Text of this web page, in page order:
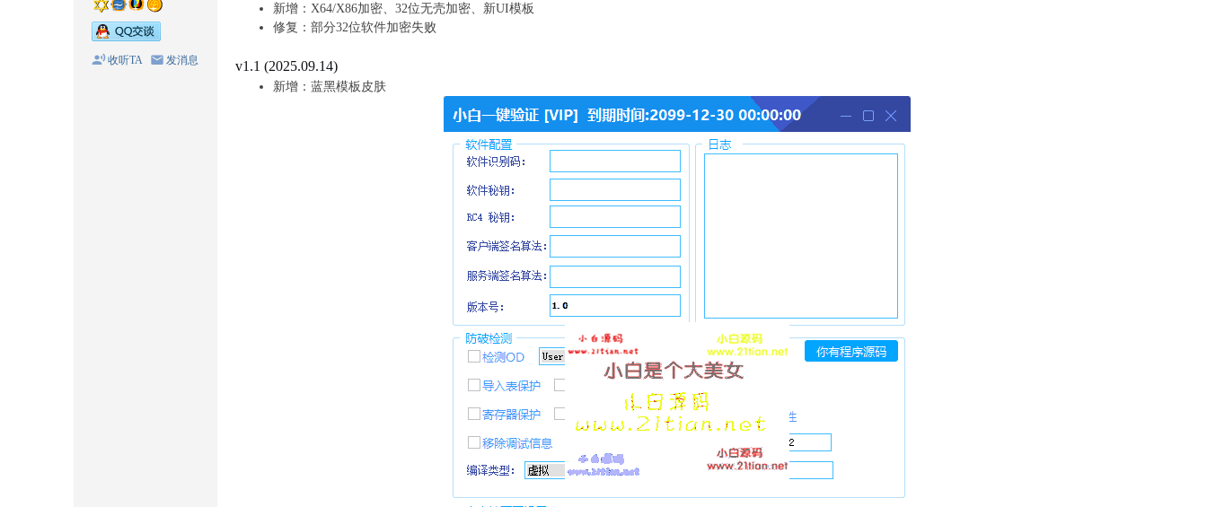
收听TA 发消息
新增：X64/X86加密、32位无壳加密、新UI模板
修复：部分32位软件加密失败
v1.1 (2025.09.14)
新增：蓝黑模板皮肤